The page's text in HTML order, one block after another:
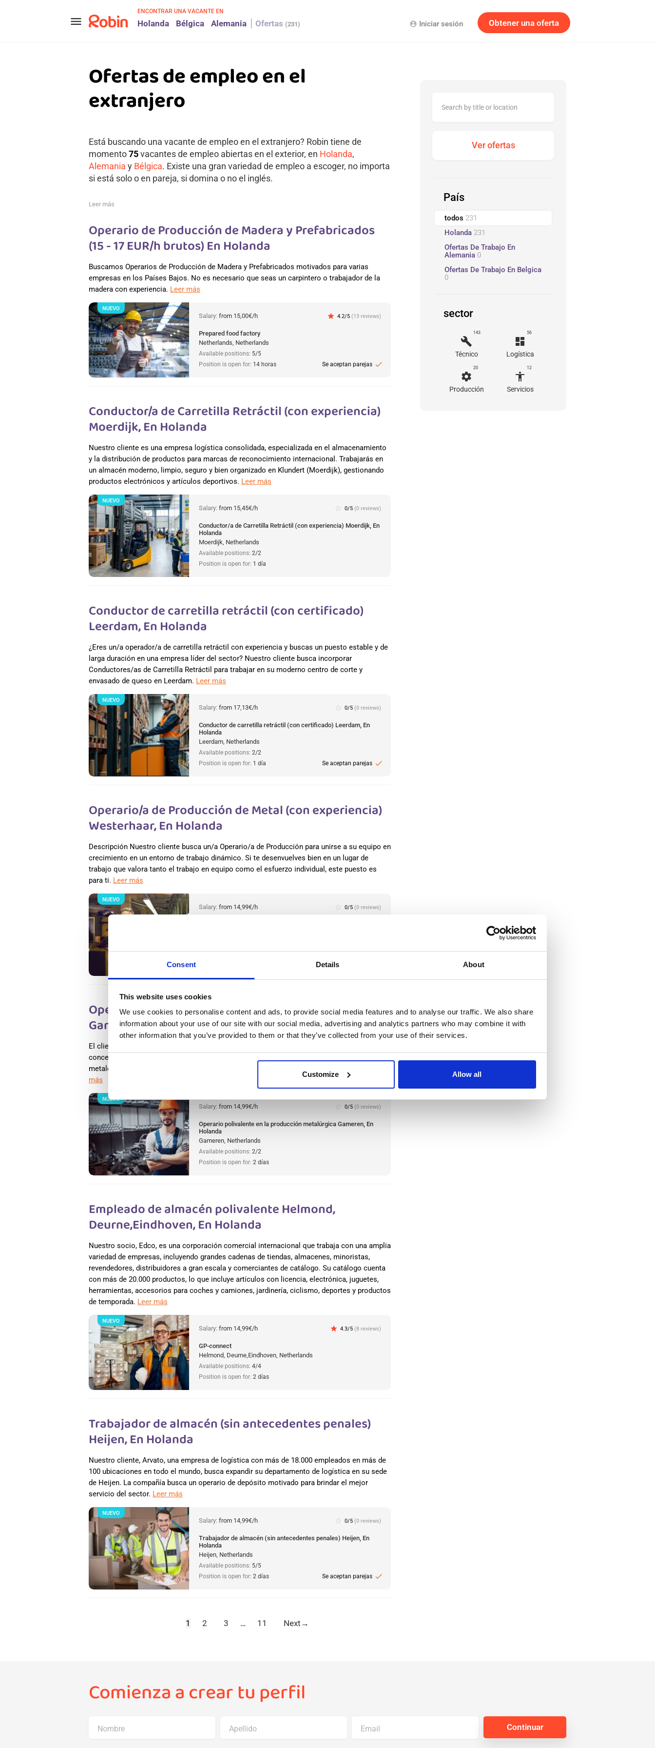
Consent Details About
This website uses cookies
We use cookies to personalise content and ads, to provide social media features and to analyse our traffic. We also share
information about your use of our site with our social media, advertising and analytics partners who may combine it with
other information that you’ve provided to them or that they’ve collected from your use of their services.
Customize Allow all
menu
ENCONTRAR UNA VACANTE EN
Holanda Bélgica Alemania Ofertas (231) Obtener una oferta
account_circle Iniciar sesión
Ofertas de empleo en el
extranjero
Está buscando una vacante de empleo en el extranjero? Robin tiene de
momento75vacantes de empleo abiertas en el exterior, en Holanda,
Alemania y Bélgica. Existe una gran variedad de empleo a escoger, no importa
si está solo o en pareja, si domina o no el inglés.
Leer más
Operario de Producción de Madera y Prefabricados
(15 - 17 EUR/h brutos) En Holanda
Buscamos Operarios de Producción de Madera y Prefabricados motivados para varias
empresas en los Países Bajos. No es necesario que seas un carpintero o trabajador de la
madera con experiencia. Leer más
Salary: from 15,00€/h star 4.2/5 (13 reviews)
Prepared food factory
Netherlands, Netherlands
Available positions: 5/5
Position is open for: 14 horas Se aceptan parejas check
NUEVO
Conductor/a de Carretilla Retráctil (con experiencia)
Moerdijk, En Holanda
Nuestro cliente es una empresa logística consolidada, especializada en el almacenamiento
y la distribución de productos para marcas de reconocimiento internacional. Trabajarás en
un almacén moderno, limpio, seguro y bien organizado en Klundert (Moerdijk), gestionando
productos electrónicos y artículos deportivos. Leer más
Salary: from 15,45€/h star_border 0/5 (0 reviews)
Conductor/a de Carretilla Retráctil (con experiencia) Moerdijk, En
Holanda
Moerdijk, Netherlands
Available positions: 2/2
Position is open for: 1 día
NUEVO
Conductor de carretilla retráctil (con certificado)
Leerdam, En Holanda
¿Eres un/a operador/a de carretilla retráctil con experiencia y buscas un puesto estable y de
larga duración en una empresa líder del sector? Nuestro cliente busca incorporar
Conductores/as de Carretilla Retráctil para trabajar en su moderno centro de corte y
envasado de queso en Leerdam. Leer más
Salary: from 17,13€/h star_border 0/5 (0 reviews)
Conductor de carretilla retráctil (con certificado) Leerdam, En
Holanda
Leerdam, Netherlands
Available positions: 2/2
Position is open for: 1 día Se aceptan parejas check
NUEVO
Operario/a de Producción de Metal (con experiencia)
Westerhaar, En Holanda
Descripción Nuestro cliente busca un/a Operario/a de Producción para unirse a su equipo en
crecimiento en un entorno de trabajo dinámico. Si te desenvuelves bien en un lugar de
trabajo que valora tanto el trabajo en equipo como el esfuerzo individual, este puesto es
para ti. Leer más
Salary: from 14,99€/h star_border 0/5 (0 reviews)
Available positions:2/2
NUEVO
Operario polivalente en la producción metalúrgica
Gameren, En Holanda
El cliente se especializa en la clasificación y recuperación de metales no ferrosos a partir de
concentrados metálicos. Mediante tecnologías de clasificación innovadoras, se recuperan
metales como aluminio, cobre, latón y acero inoxidable con un alto nivel de pureza.
más
Salary: from 14,99€/h star_border 0/5 (0 reviews)
Operario polivalente en la producción metalúrgica Gameren, En
Holanda
Gameren, Netherlands
Available positions: 2/2
Position is open for: 2 días
NUEVO
Empleado de almacén polivalente Helmond,
Deurne,Eindhoven, En Holanda
Nuestro socio, Edco, es una corporación comercial internacional que trabaja con una amplia
variedad de empresas, incluyendo grandes cadenas de tiendas, almacenes, minoristas,
revendedores, distribuidores a gran escala y comerciantes de catálogo. Su catálogo cuenta
con más de 20.000 productos, lo que incluye artículos con licencia, electrónica, juguetes,
herramientas, accesorios para coches y camiones, jardinería, ciclismo, deportes y productos
de temporada. Leer más
Salary: from 14,99€/h star 4.3/5 (8 reviews)
GP-connect
Helmond, Deurne,Eindhoven, Netherlands
Available positions: 4/4
Position is open for: 2 días
NUEVO
Trabajador de almacén (sin antecedentes penales)
Heijen, En Holanda
Nuestro cliente, Arvato, una empresa de logística con más de 18.000 empleados en más de
100 ubicaciones en todo el mundo, busca expandir su departamento de logística en su sede
de Heijen. La compañía busca un operario de depósito motivado para brindar el mejor
servicio del sector. Leer más
Salary: from 14,99€/h star_border 0/5 (0 reviews)
Trabajador de almacén (sin antecedentes penales) Heijen, En
Holanda
Heijen, Netherlands
Available positions: 5/5
Position is open for: 2 días Se aceptan parejas check
NUEVO
1 2 3 … 11 Next →
País
todos 231
Holanda 231
Ofertas De Trabajo En
Alemania 0
Ofertas De Trabajo En Belgica
0
sector
143
build
Técnico
56
dashboard
Logística
20
settings
Producción
12
accessibility
Servicios
Comienza a crear tu perfil
Nombre Apellido Email